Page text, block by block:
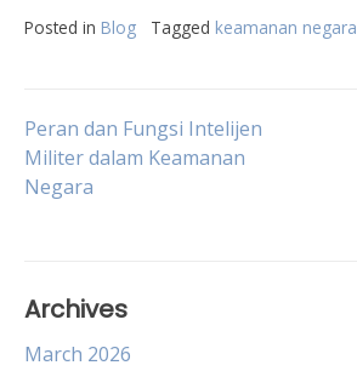
Posted in Blog Tagged keamanan negara
Post
navigation
Peran dan Fungsi Intelijen
Militer dalam Keamanan
Negara
Archives
March 2026